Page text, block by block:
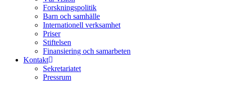
Forskningspolitik
Barn och samhälle
Internationell verksamhet
Priser
Stiftelsen
Finansiering och samarbeten
Kontakt
Sekretariatet
Pressrum